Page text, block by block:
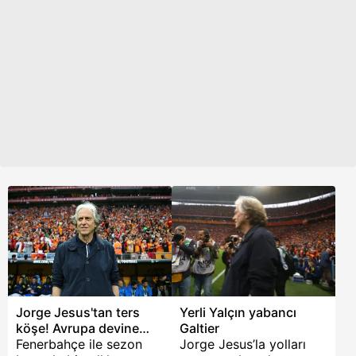
Jorge Jesus'tan ters
köşe! Avrupa devine
gidiyor
Fenerbahçe ile sezon
Yerli Yalçın yabancı
Galtier
Jorge Jesus’la yolları